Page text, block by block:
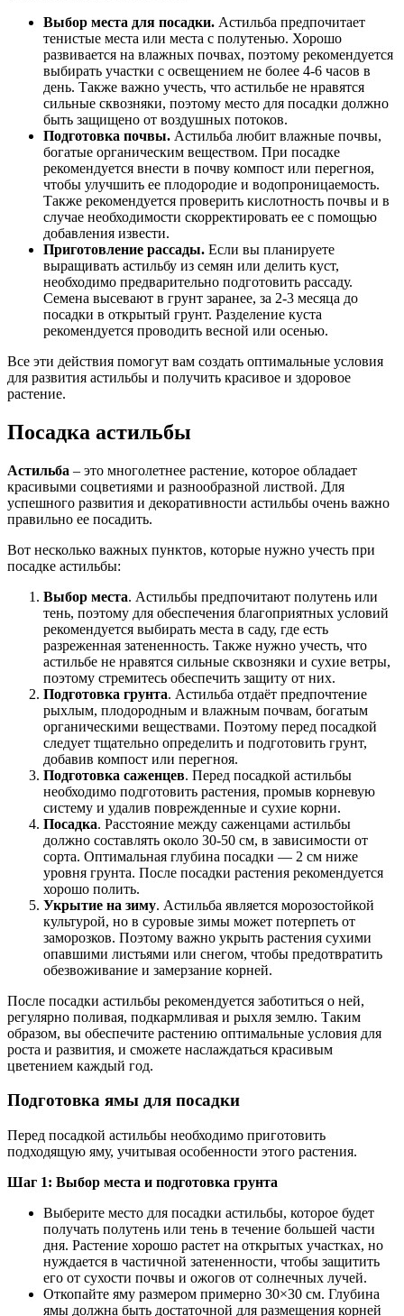
Выбор места для посадки. Астильба предпочитает
тенистые места или места с полутенью. Хорошо
развивается на влажных почвах, поэтому рекомендуется
выбирать участки с освещением не более 4-6 часов в
день. Также важно учесть, что астильбе не нравятся
сильные сквозняки, поэтому место для посадки должно
быть защищено от воздушных потоков.
Подготовка почвы. Астильба любит влажные почвы,
богатые органическим веществом. При посадке
рекомендуется внести в почву компост или перегноя,
чтобы улучшить ее плодородие и водопроницаемость.
Также рекомендуется проверить кислотность почвы и в
случае необходимости скорректировать ее с помощью
добавления извести.
Приготовление рассады. Если вы планируете
выращивать астильбу из семян или делить куст,
необходимо предварительно подготовить рассаду.
Семена высевают в грунт заранее, за 2-3 месяца до
посадки в открытый грунт. Разделение куста
рекомендуется проводить весной или осенью.
Все эти действия помогут вам создать оптимальные условия
для развития астильбы и получить красивое и здоровое
растение.
Посадка астильбы
Астильба – это многолетнее растение, которое обладает
красивыми соцветиями и разнообразной листвой. Для
успешного развития и декоративности астильбы очень важно
правильно ее посадить.
Вот несколько важных пунктов, которые нужно учесть при
посадке астильбы:
Выбор места. Астильбы предпочитают полутень или
тень, поэтому для обеспечения благоприятных условий
рекомендуется выбирать места в саду, где есть
разреженная затененность. Также нужно учесть, что
астильбе не нравятся сильные сквозняки и сухие ветры,
поэтому стремитесь обеспечить защиту от них.
Подготовка грунта. Астильба отдаёт предпочтение
рыхлым, плодородным и влажным почвам, богатым
органическими веществами. Поэтому перед посадкой
следует тщательно определить и подготовить грунт,
добавив компост или перегноя.
Подготовка саженцев. Перед посадкой астильбы
необходимо подготовить растения, промыв корневую
систему и удалив поврежденные и сухие корни.
Посадка. Расстояние между саженцами астильбы
должно составлять около 30-50 см, в зависимости от
сорта. Оптимальная глубина посадки — 2 см ниже
уровня грунта. После посадки растения рекомендуется
хорошо полить.
Укрытие на зиму. Астильба является морозостойкой
культурой, но в суровые зимы может потерпеть от
заморозков. Поэтому важно укрыть растения сухими
опавшими листьями или снегом, чтобы предотвратить
обезвоживание и замерзание корней.
После посадки астильбы рекомендуется заботиться о ней,
регулярно поливая, подкармливая и рыхля землю. Таким
образом, вы обеспечите растению оптимальные условия для
роста и развития, и сможете наслаждаться красивым
цветением каждый год.
Подготовка ямы для посадки
Перед посадкой астильбы необходимо приготовить
подходящую яму, учитывая особенности этого растения.
Шаг 1: Выбор места и подготовка грунта
Выберите место для посадки астильбы, которое будет
получать полутень или тень в течение большей части
дня. Растение хорошо растет на открытых участках, но
нуждается в частичной затененности, чтобы защитить
его от сухости почвы и ожогов от солнечных лучей.
Откопайте яму размером примерно 30×30 см. Глубина
ямы должна быть достаточной для размещения корней